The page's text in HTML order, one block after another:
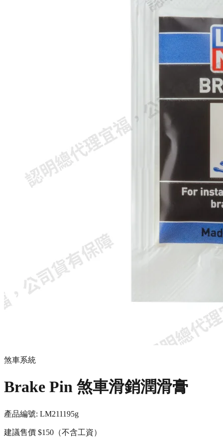
煞車系統
Brake Pin 煞車滑銷潤滑膏
產品編號: LM211195g
建議售價 $150 （不含工資）